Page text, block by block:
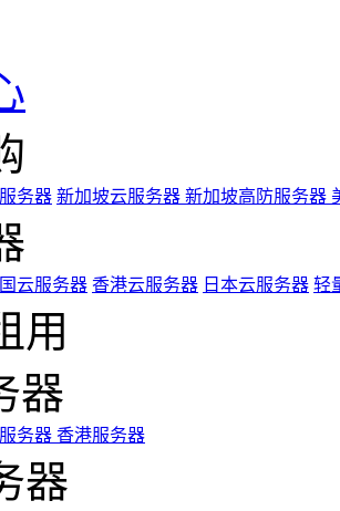
务器 新加坡云服务器 新加坡高防服务器
云服务器 香港云服务器 日本云服务器 轻
用
器
务器 香港服务器
器